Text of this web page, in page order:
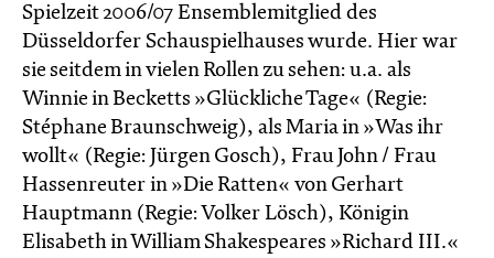
Spielzeit 2006/07 Ensemblemitglied des
Düsseldorfer Schauspielhauses wurde. Hier war
sie seitdem in vielen Rollen zu sehen: u.a. als
Winnie in Becketts »Glückliche Tage« (Regie:
Stéphane Braunschweig), als Maria in »Was ihr
wollt« (Regie: Jürgen Gosch), Frau John / Frau
Hassenreuter in »Die Ratten« von Gerhart
Hauptmann (Regie: Volker Lösch), Königin
Elisabeth in William Shakespeares »Richard III.«